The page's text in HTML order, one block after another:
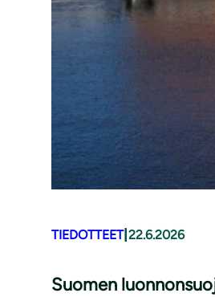
TIEDOTTEET| 22.6.2026
Suomen